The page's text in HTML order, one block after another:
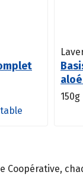
150g
Coopérative,